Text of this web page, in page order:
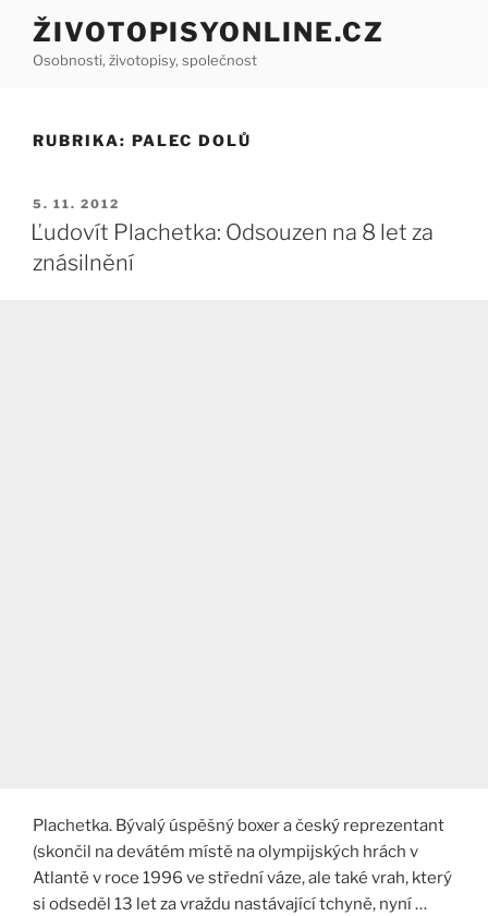
Přejít
obsahu
ŽIVOTOPISYONLINE.CZ
Osobnosti, životopisy, společnost
RUBRIKA: PALEC DOLŮ
PUBLIKOVÁNO
5. 11. 2012
Ľudovít Plachetka: Odsouzen na 8 let za
znásilnění
Plachetka. Bývalý úspěšný boxer a český reprezentant
(skončil na devátém místě na olympijských hrách v
Atlantě v roce 1996 ve střední váze, ale také vrah, který
si odseděl 13 let za vraždu nastávající tchyně, nyní …